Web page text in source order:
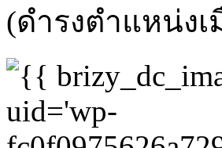
(ดำรงตำแหน่ง